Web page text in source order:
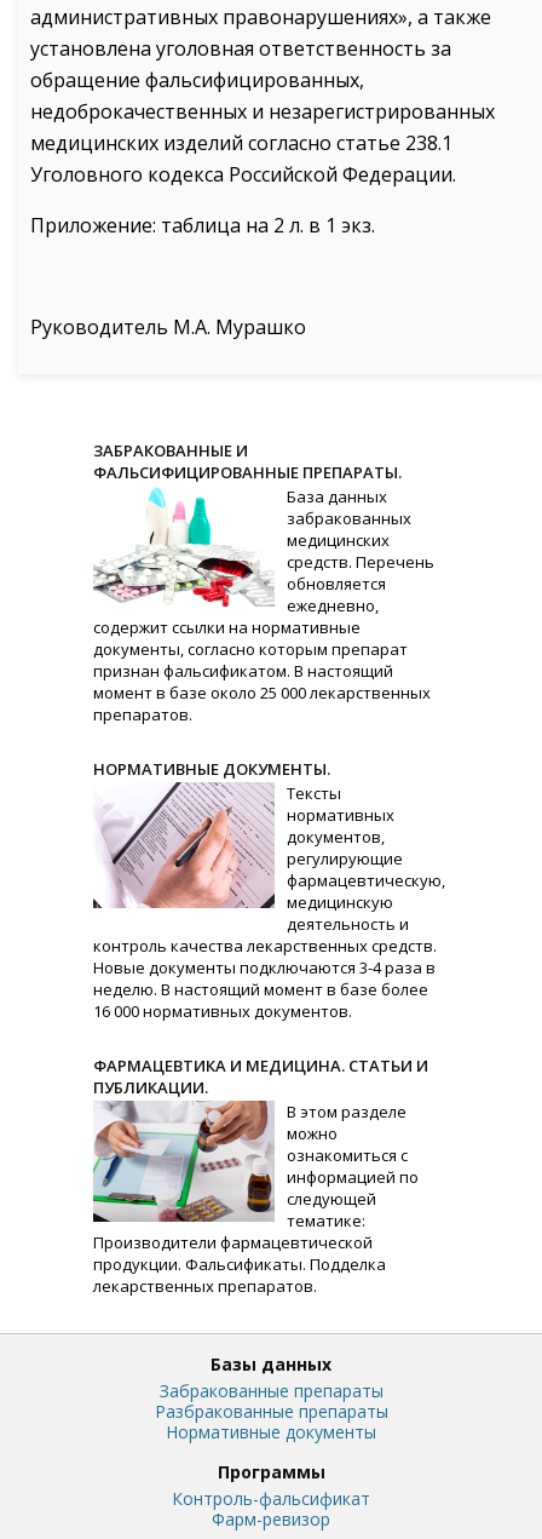
административных правонарушениях», а также
установлена уголовная ответственность за
обращение фальсифицированных,
недоброкачественных и незарегистрированных
медицинских изделий согласно статье 238.1
Уголовного кодекса Российской Федерации.
Приложение: таблица на 2 л. в 1 экз.
Руководитель М.А. Мурашко
ЗАБРАКОВАННЫЕ И
ФАЛЬСИФИЦИРОВАННЫЕ ПРЕПАРАТЫ.
База данных
забракованных
медицинских
средств. Перечень
обновляется
ежедневно,
содержит ссылки на нормативные
документы, согласно которым препарат
признан фальсификатом. В настоящий
момент в базе около 25 000 лекарственных
препаратов.
НОРМАТИВНЫЕ ДОКУМЕНТЫ.
Тексты
нормативных
документов,
регулирующие
фармацевтическую,
медицинскую
деятельность и
контроль качества лекарственных средств.
Новые документы подключаются 3-4 раза в
неделю. В настоящий момент в базе более
16 000 нормативных документов.
ФАРМАЦЕВТИКА И МЕДИЦИНА. СТАТЬИ И
ПУБЛИКАЦИИ.
В этом разделе
можно
ознакомиться с
информацией по
следующей
тематике:
Производители фармацевтической
продукции. Фальсификаты. Подделка
лекарственных препаратов.
Базы данных
Забракованные препараты
Разбракованные препараты
Нормативные документы
Программы
Контроль-фальсификат
Фарм-ревизор